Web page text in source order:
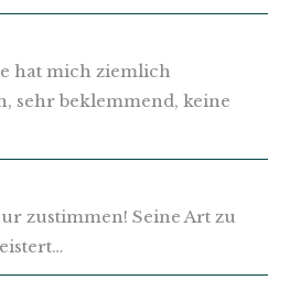
hat mich ziemlich
sehr beklemmend, keine
zustimmen! Seine Art zu